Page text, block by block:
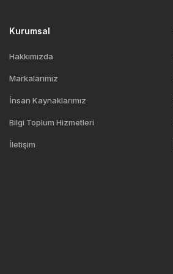
Kurumsal
Hakkımızda
Markalarımız
İnsan Kaynaklarımız
Bilgi Toplum Hizmetleri
İletişim